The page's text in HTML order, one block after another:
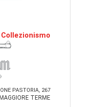
PASTORIA, 267
TERME